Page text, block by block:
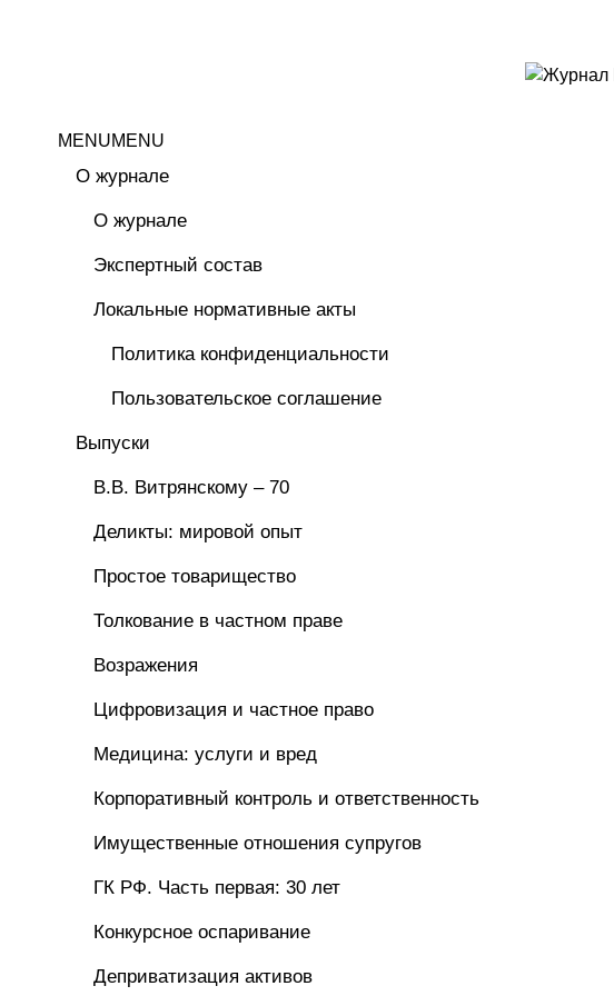
MENUMENU
О журнале
О журнале
Экспертный состав
Локальные нормативные акты
Политика конфиденциальности
Пользовательское соглашение
Выпуски
В.В. Витрянскому – 70
Деликты: мировой опыт
Простое товарищество
Толкование в частном праве
Возражения
Цифровизация и частное право
Медицина: услуги и вред
Корпоративный контроль и ответственность
Имущественные отношения супругов
ГК РФ. Часть первая: 30 лет
Конкурсное оспаривание
Деприватизация активов